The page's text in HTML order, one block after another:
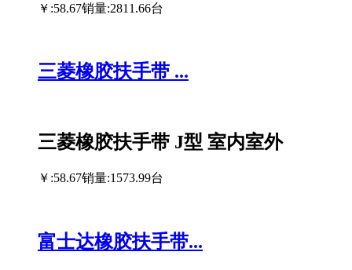
￥:58.67销量:2811.66台
三菱橡胶扶手带 ...
三菱橡胶扶手带 J型 室内室外
￥:58.67销量:1573.99台
富士达橡胶扶手带...